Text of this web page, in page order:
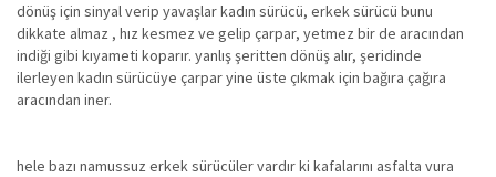
dönüş için sinyal verip yavaşlar kadın sürücü, erkek sürücü bunu
dikkate almaz , hız kesmez ve gelip çarpar, yetmez bir de aracından
indiği gibi kıyameti koparır. yanlış şeritten dönüş alır, şeridinde
ilerleyen kadın sürücüye çarpar yine üste çıkmak için bağıra çağıra
aracından iner.
hele bazı namussuz erkek sürücüler vardır ki kafalarını asfalta vura